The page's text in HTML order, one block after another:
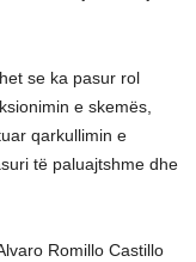
se ka pasur rol
e skemës,
qarkullimin e
të paluajtshme dhe
Romillo Castillo